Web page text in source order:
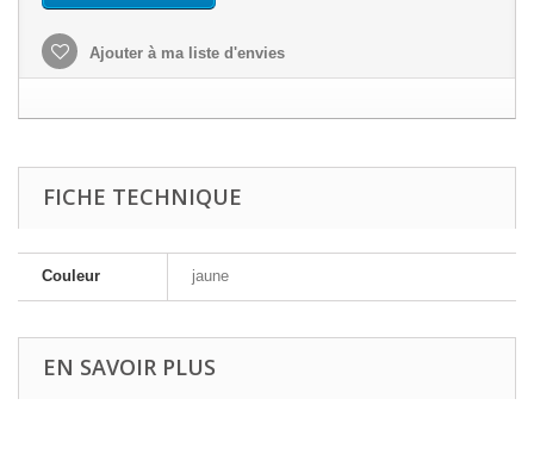
Ajouter à ma liste d'envies
FICHE TECHNIQUE
Couleur jaune
EN SAVOIR PLUS